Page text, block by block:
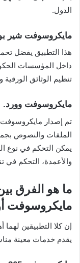
الدول.
مايكروسوفت شير
هذا التطبيق يفضل
داخل المؤسسات
تنظيم الوثائق
مايكروسوفت وورد.
الملفات والنصوص
يمكن التحكم في نوع
والأعمدة، التحكم في
مايكروسوفت
إن كلا التطبيقين
يقدم خدمات معينة